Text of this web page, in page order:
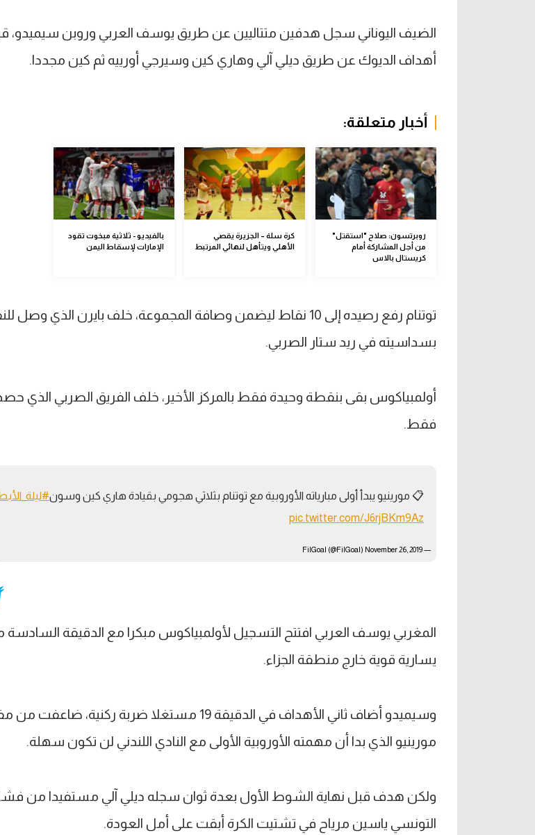
الضيف اليوناني سجل هدفين متتاليين عن طريق يوسف العربي وروبن سيميدو،
أهداف الديوك عن طريق ديلي آلي وهاري كين وسيرجي أورييه ثم كين مجددا.
أخبار متعلقة:
روبرتسون: صلاح "استقتل"
من أجل المشاركة أمام
كريستال بالاس
كرة سلة – الجزيرة يقصي
الأهلي ويتأهل لنهائي المرتبط
بالفيديو - ثلاثية مبخوت تقود
الإمارات لإسقاط اليمن
بسداسيته في ريد ستار الصربي.
فقط.
📋 مورينيو يبدأ أولى مبارياته الأوروبية مع توتنام بثلاثي هجومي بقيادة هاري كين وسون
pic.twitter.com/J6rjBKm9Az
— FilGoal (@FilGoal)
November 26, 2019
المغربي يوسف العربي افتتح التسجيل لأولمبياكوس مبكرا مع الدقيقة
يسارية قوية خارج منطقة الجزاء.
وسيميدو أضاف ثاني الأهداف في الدقيقة 19 مستغلا ضربة ركنية،
مورينيو الذي بدا أن مهمته الأوروبية الأولى مع النادي اللندني لن تكون سهلة.
ولكن هدف قبل نهاية الشوط الأول بعدة ثوان سجله ديلي آلي مستفيدا من
التونسي ياسين مرياح في تشتيت الكرة أبقت على أمل العودة.